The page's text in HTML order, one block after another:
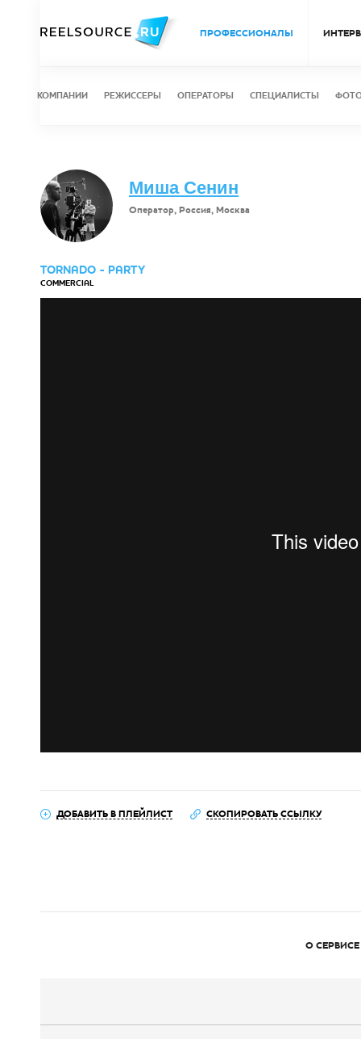
ПРОФЕССИОНАЛЫ
КОМПАНИИ РЕЖИССЕРЫ ОПЕРАТОРЫ СПЕЦИАЛИСТЫ
Миша Сенин
Оператор, Россия, Москва
TORNADO - PARTY
COMMERCIAL
ДОБАВИТЬ В ПЛЕЙЛИСТ СКОПИРОВАТЬ ССЫЛКУ
О СЕРВИСЕ